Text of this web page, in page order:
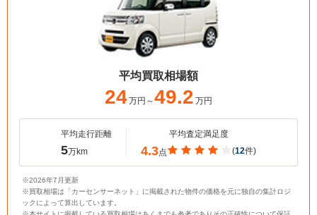
平均買取相場額
24万円～49.2 万円
平均走行距離
5万km
平均査定満足度
4.3点 (12件)
※2026年7月更新
※買取相場は「カーセンサーネット」に掲載された物件の価格を元に独自の集計ロジ
ックによって算出しています。